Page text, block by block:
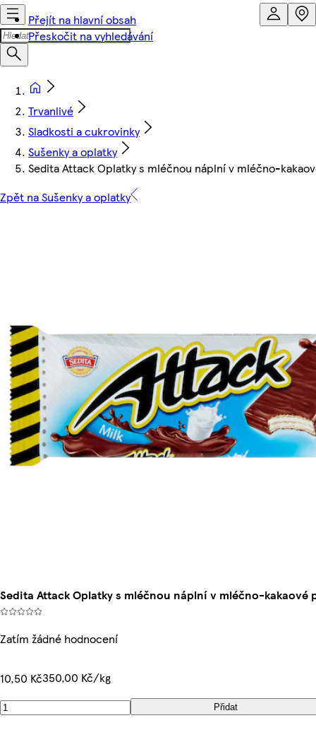
Přejít na hlavní obsah
Přeskočit na vyhledávání
Trvanlivé
Sladkosti a cukrovinky
Sušenky a oplatky
Sedita Attack Oplatky s mléčnou náplní v mléčno-
Zpět na Sušenky a oplatky
Sedita Attack Oplatky s mléčnou náplní v mléčno-kakaové
Zatím žádné hodnocení
10,50 Kč350,00 Kč/kg
Přidat